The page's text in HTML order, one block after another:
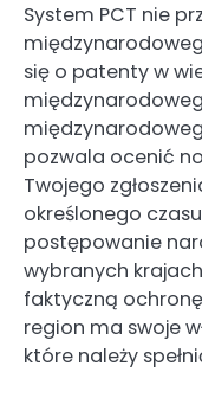
System PCT nie
się o patenty w
pozwala ocenić
Twojego
określonego
postępowanie
wybranych
faktyczną
region ma swoje
które należy